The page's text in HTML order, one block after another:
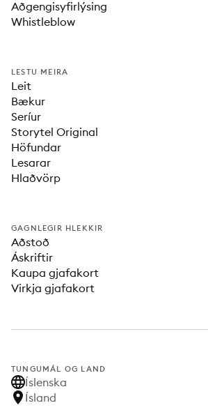
Aðgengisyfirlýsing
Whistleblow
LESTU MEIRA
Leit
Bækur
Seríur
Storytel Original
Höfundar
Lesarar
Hlaðvörp
GAGNLEGIR HLEKKIR
Aðstoð
Áskriftir
Kaupa gjafakort
Virkja gjafakort
TUNGUMÁL OG LAND
Íslenska
Ísland